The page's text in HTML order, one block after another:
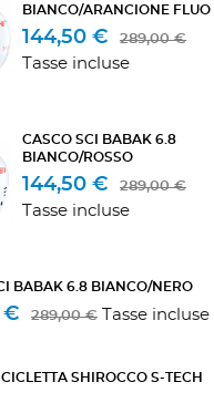
BIANCO/ARANCIONE FLUO
144,50 € 289,00 €
Tasse incluse
CASCO SCI BABAK 6.8
BIANCO/ROSSO
144,50 € 289,00 €
Tasse incluse
BABAK 6.8 BIANCO/NERO
€ 289,00 € Tasse incluse
SHIROCCO S-TECH